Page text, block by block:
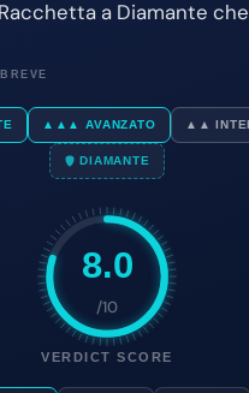
8.0
/10
VERDICT SCORE